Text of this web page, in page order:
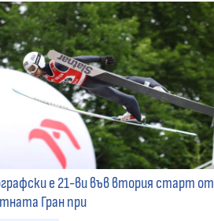
е 21-ви във втория старт от
Гран при